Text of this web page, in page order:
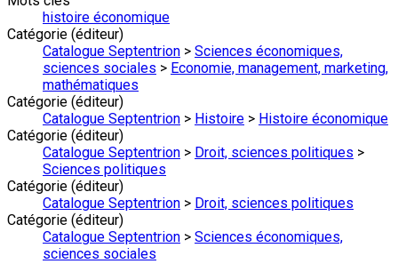
histoire économique
Catégorie (éditeur)
Catalogue Septentrion > Sciences économiques,
sciences sociales > Economie, management, marketing,
mathématiques
Catégorie (éditeur)
Catalogue Septentrion > Histoire > Histoire économique
Catégorie (éditeur)
Catalogue Septentrion > Droit, sciences politiques >
Sciences politiques
Catégorie (éditeur)
Catalogue Septentrion > Droit, sciences politiques
Catégorie (éditeur)
Catalogue Septentrion > Sciences économiques,
sciences sociales